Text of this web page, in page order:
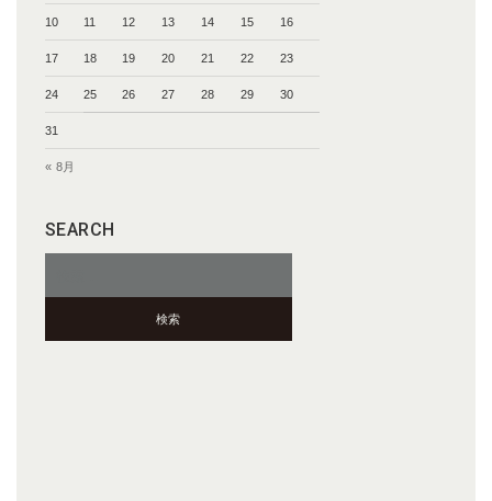
10 11 12 13 14 15 16
17 18 19 20 21 22 23
24 25 26 27 28 29 30
31
« 8月
SEARCH